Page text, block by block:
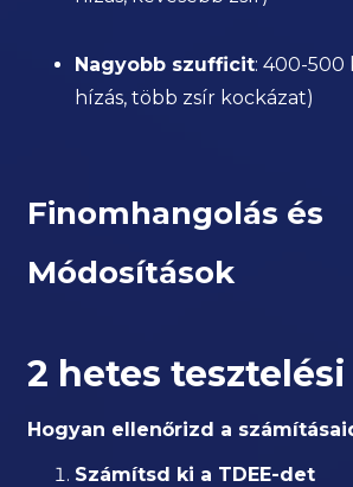
Nagyobb szufficit: 400-500
hízás, több zsír kockázat)
Finomhangolás és
Módosítások
2 hetes
Hogyan ellenőrizd a
Számítsd ki a TDEE-det